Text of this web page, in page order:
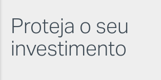
Proteja o seu
investimento